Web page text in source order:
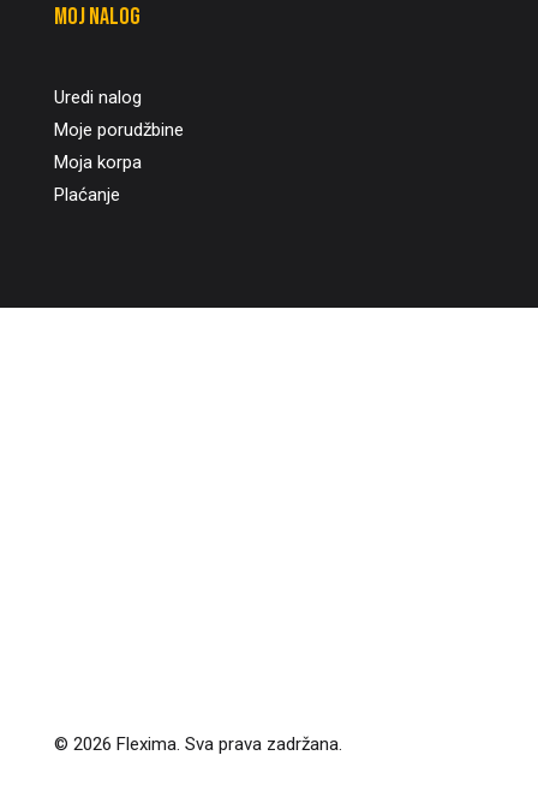
Moj nalog
Uredi nalog
Moje porudžbine
Moja korpa
Plaćanje
© 2026 Flexima. Sva prava zadržana.